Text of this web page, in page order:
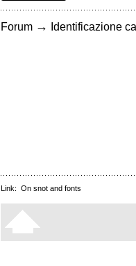
Forum → Identificazione
Link: On snot and fonts